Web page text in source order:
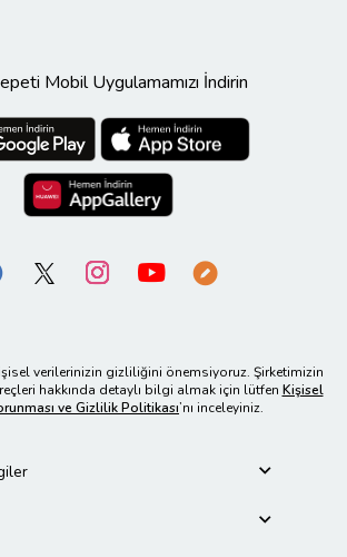
Mobil Uygulamamızı İndirin
verilerinizin gizliliğini önemsiyoruz. Şirketimizin
hakkında detaylı bilgi almak için lütfen Kişisel
ve Gizlilik Politikası’nı inceleyiniz.